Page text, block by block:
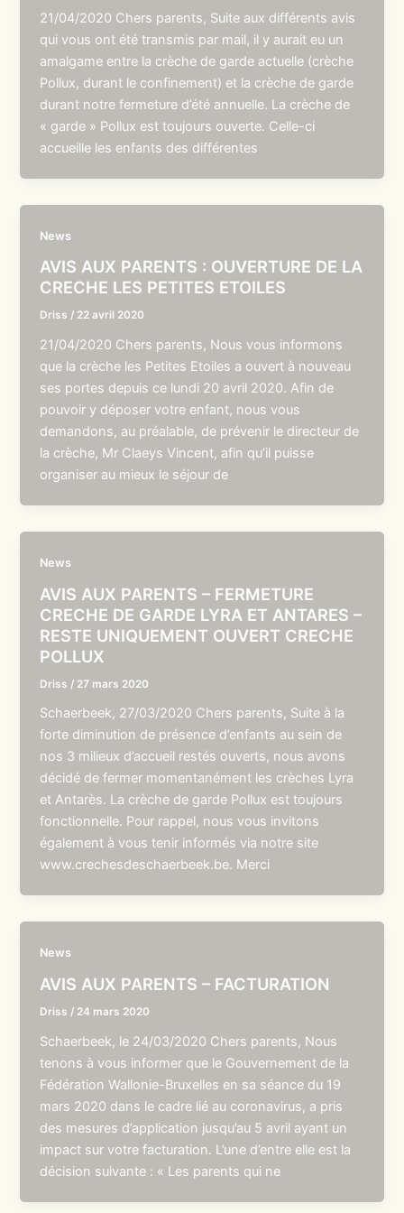
21/04/2020 Chers parents, Suite aux différents avis
qui vous ont été transmis par mail, il y aurait eu un
amalgame entre la crèche de garde actuelle (crèche
Pollux, durant le confinement) et la crèche de garde
durant notre fermeture d’été annuelle. La crèche de
« garde » Pollux est toujours ouverte. Celle-ci
accueille les enfants des différentes
News
AVIS AUX PARENTS : OUVERTURE DE LA
CRECHE LES PETITES ETOILES
Driss / 22 avril 2020
21/04/2020 Chers parents, Nous vous informons
que la crèche les Petites Etoiles a ouvert à nouveau
ses portes depuis ce lundi 20 avril 2020. Afin de
pouvoir y déposer votre enfant, nous vous
demandons, au préalable, de prévenir le directeur de
la crèche, Mr Claeys Vincent, afin qu’il puisse
organiser au mieux le séjour de
News
AVIS AUX PARENTS – FERMETURE
CRECHE DE GARDE LYRA ET ANTARES –
RESTE UNIQUEMENT OUVERT CRECHE
POLLUX
Driss / 27 mars 2020
Schaerbeek, 27/03/2020 Chers parents, Suite à la
forte diminution de présence d’enfants au sein de
nos 3 milieux d’accueil restés ouverts, nous avons
décidé de fermer momentanément les crèches Lyra
et Antarès. La crèche de garde Pollux est toujours
fonctionnelle. Pour rappel, nous vous invitons
également à vous tenir informés via notre site
www.crechesdeschaerbeek.be. Merci
News
AVIS AUX PARENTS – FACTURATION
Driss / 24 mars 2020
Schaerbeek, le 24/03/2020 Chers parents, Nous
tenons à vous informer que le Gouvernement de la
Fédération Wallonie-Bruxelles en sa séance du 19
mars 2020 dans le cadre lié au coronavirus, a pris
des mesures d’application jusqu’au 5 avril ayant un
impact sur votre facturation. L’une d’entre elle est la
décision suivante : « Les parents qui ne